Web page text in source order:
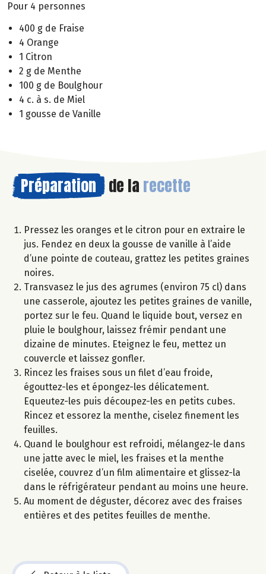
Pour 4 personnes
400 g de Fraise
4 Orange
1 Citron
2 g de Menthe
100 g de Boulghour
4 c. à s. de Miel
1 gousse de Vanille
Préparation de la recette
Pressez les oranges et le citron pour en extraire le
jus. Fendez en deux la gousse de vanille à l’aide
d’une pointe de couteau, grattez les petites graines
noires.
Transvasez le jus des agrumes (environ 75 cl) dans
une casserole, ajoutez les petites graines de vanille,
portez sur le feu. Quand le liquide bout, versez en
pluie le boulghour, laissez frémir pendant une
dizaine de minutes. Eteignez le feu, mettez un
couvercle et laissez gonfler.
Rincez les fraises sous un filet d’eau froide,
égouttez-les et épongez-les délicatement.
Equeutez-les puis découpez-les en petits cubes.
Rincez et essorez la menthe, ciselez finement les
feuilles.
Quand le boulghour est refroidi, mélangez-le dans
une jatte avec le miel, les fraises et la menthe
ciselée, couvrez d’un film alimentaire et glissez-la
dans le réfrigérateur pendant au moins une heure.
Au moment de déguster, décorez avec des fraises
entières et des petites feuilles de menthe.